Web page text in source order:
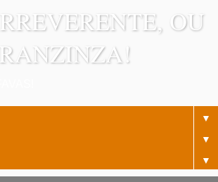
OU
▼
▼
▼